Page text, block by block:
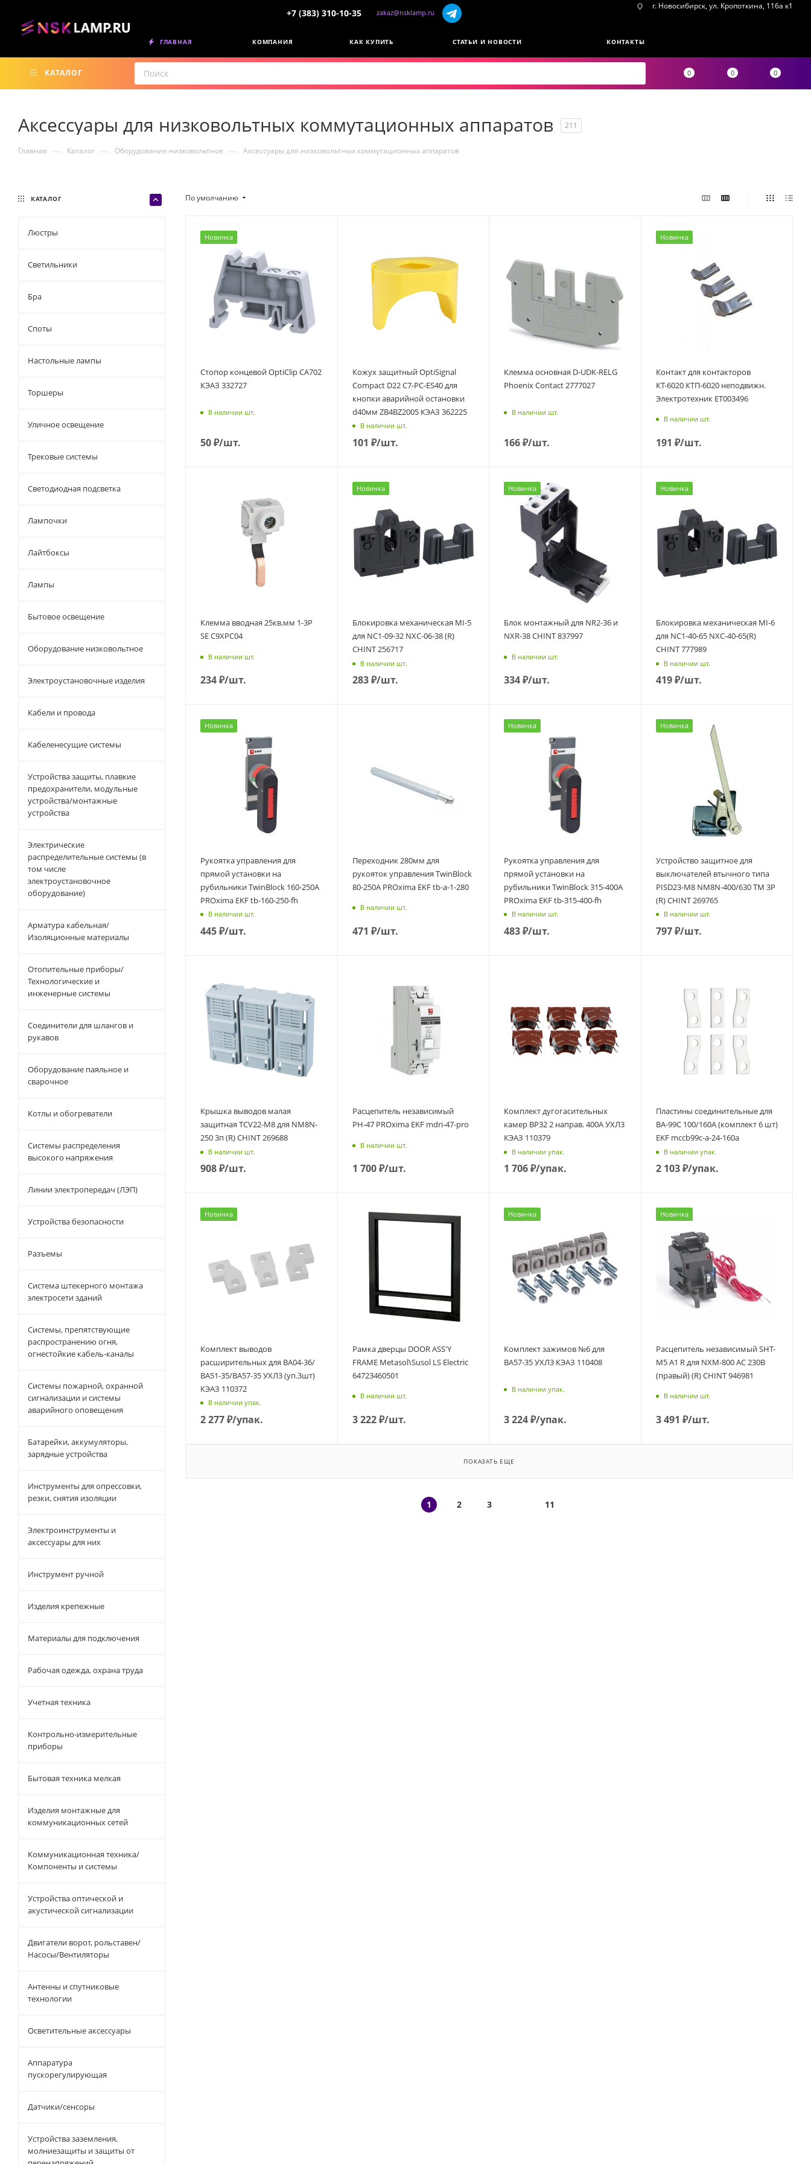
+7 (383) 310-10-35 zakaz@nsklamp.ru
г. Новосибирск, ул. Кропоткина, 116а к1
ГЛАВНАЯ КОМПАНИЯ КАК КУПИТЬ СТАТЬИ И НОВОСТИ КОНТАКТЫ
0 0 0
КАТАЛОГ
Аксессуары для низковольтных коммутационных аппаратов 211
Главная — Каталог — Оборудование низковольтное — Аксессуары для низковольтных коммутационных аппаратов
По умолчанию
Новинка
Стопор концевой OptiClip CA702
КЭАЗ 332727
В наличии шт.
50₽/шт.
Кожух защитный OptiSignal
Compact D22 С7-PC-ES40 для
кнопки аварийной остановки
d40мм ZB4BZ2005 КЭАЗ 362225
В наличии шт.
101 ₽/шт.
Клемма основная D-UDK-RELG
Phoenix Contact 2777027
В наличии шт.
166₽/шт.
Новинка
Контакт для контакторов
КТ-6020 КТП-6020 неподвижн.
Электротехник ET003496
В наличии шт.
191 ₽/шт.
Клемма вводная 25кв.мм 1-3P
SE C9XPC04
В наличии шт.
234₽/шт.
Новинка
Блокировка механическая MI-5
для NC1-09-32 NXC-06-38 (R)
CHINT 256717
В наличии шт.
283₽/шт.
Новинка
Блок монтажный для NR2-36 и
NXR-38 CHINT 837997
В наличии шт.
334₽/шт.
Новинка
Блокировка механическая MI-6
для NC1-40-65 NXC-40-65(R)
CHINT 777989
В наличии шт.
419₽/шт.
Новинка
Рукоятка управления для
прямой установки на
рубильники TwinBlock 160-250А
PROxima EKF tb-160-250-fh
В наличии шт.
445₽/шт.
Переходник 280мм для
рукояток управления TwinBlock
80-250А PROxima EKF tb-a-1-280
В наличии шт.
471 ₽/шт.
Новинка
Рукоятка управления для
прямой установки на
рубильники TwinBlock 315-400А
PROxima EKF tb-315-400-fh
В наличии шт.
483₽/шт.
Новинка
Устройство защитное для
выключателей втычного типа
PISD23-M8 NM8N-400/630 ТМ 3P
(R) CHINT 269765
В наличии шт.
797₽/шт.
Крышка выводов малая
защитная TCV22-M8 для NM8N-
250 3п (R) CHINT 269688
В наличии шт.
908₽/шт.
Расцепитель независимый
РН-47 PROxima EKF mdri-47-pro
В наличии шт.
1 700₽/шт.
Комплект дугогасительных
камер ВР32 2 направ. 400А УХЛ3
КЭАЗ 110379
В наличии упак.
1 706₽/упак.
Пластины соединительные для
ВА-99С 100/160А (комплект 6 шт)
EKF mccb99c-a-24-160a
В наличии упак.
2 103₽/упак.
Новинка
Комплект выводов
расширительных для ВА04-36/
ВА51-35/ВА57-35 УХЛ3 (уп.3шт)
КЭАЗ 110372
В наличии упак.
2 277₽/упак.
Рамка дверцы DOOR ASS'Y
FRAME Metasol\Susol LS Electric
64723460501
В наличии шт.
3 222₽/шт.
Новинка
Комплект зажимов №6 для
ВА57-35 УХЛ3 КЭАЗ 110408
В наличии упак.
3 224₽/упак.
Новинка
Расцепитель независимый SHT-
M5 A1 R для NXM-800 AC 230В
(правый) (R) CHINT 946981
В наличии шт.
3 491 ₽/шт.
ПОКАЗАТЬ ЕЩЕ
1 2 3 11
КАТАЛОГ
Люстры
Светильники
Бра
Споты
Настольные лампы
Торшеры
Уличное освещение
Трековые системы
Светодиодная подсветка
Лампочки
Лайтбоксы
Лампы
Бытовое освещение
Оборудование низковольтное
Электроустановочные изделия
Кабели и провода
Кабеленесущие системы
Устройства защиты, плавкие
предохранители, модульные
устройства/монтажные
устройства
Электрические
распределительные системы (в
том числе
электроустановочное
оборудование)
Арматура кабельная/
Изоляционные материалы
Отопительные приборы/
Технологические и
инженерные системы
Соединители для шлангов и
рукавов
Оборудование паяльное и
сварочное
Котлы и обогреватели
Системы распределения
высокого напряжения
Линии электропередач (ЛЭП)
Устройства безопасности
Разъемы
Система штекерного монтажа
электросети зданий
Системы, препятствующие
распространению огня,
огнестойкие кабель-каналы
Системы пожарной, охранной
сигнализации и системы
аварийного оповещения
Батарейки, аккумуляторы,
зарядные устройства
Инструменты для опрессовки,
резки, снятия изоляции
Электроинструменты и
аксессуары для них
Инструмент ручной
Изделия крепежные
Материалы для подключения
Рабочая одежда, охрана труда
Учетная техника
Контрольно-измерительные
приборы
Бытовая техника мелкая
Изделия монтажные для
коммуникационных сетей
Коммуникационная техника/
Компоненты и системы
Устройства оптической и
акустической сигнализации
Двигатели ворот, рольставен/
Насосы/Вентиляторы
Антенны и спутниковые
технологии
Осветительные аксессуары
Аппаратура
пускорегулирующая
Датчики/сенсоры
Устройства заземления,
молниезащиты и защиты от